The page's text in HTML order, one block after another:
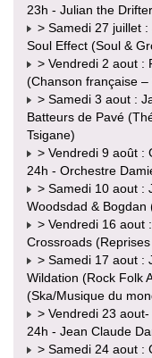
23h - Julian the
> Samedi 27 juillet
Soul Effect (Soul &
> Vendredi 2 aout :
(Chanson française –
> Samedi 3 aout :
Batteurs de Pavé
Tsigane)
> Vendredi 9 août :
24h - Orchestre
> Samedi 10 aout :
Woodsdad & Bogdan
> Vendredi 16 aout
Crossroads
> Samedi 17 aout :
Wildation (Rock Folk
(Ska/Musique du
> Vendredi 23
24h - Jean Claude
> Samedi 24 aout :